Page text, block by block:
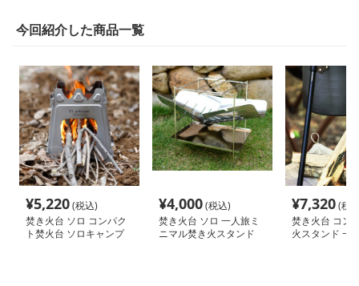
今回紹介した商品一覧
¥5,220(税込)
焚き火台 ソロ コンパク
ト焚火台 ソロキャンプ
¥4,000(税込)
焚き火台 ソロ 一人旅ミ
ニマル焚き火スタンド
¥7,320(税
焚き火台 コン
火スタンド 一